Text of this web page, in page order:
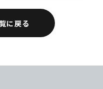
に戻る